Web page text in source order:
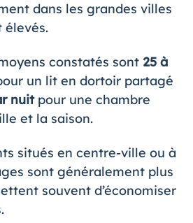
dans les grandes villes
élevés.
constatés sont 25 à
un lit en dortoir partagé
nuitpour une chambre
et la saison.
situés en centre-ville ou à
sont généralement plus
souvent d’économiser